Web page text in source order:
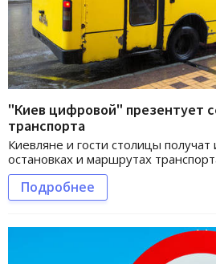
"Киев цифровой" презентует
транспорта
Киевляне и гости столицы
остановках и маршрутах
Подробнее